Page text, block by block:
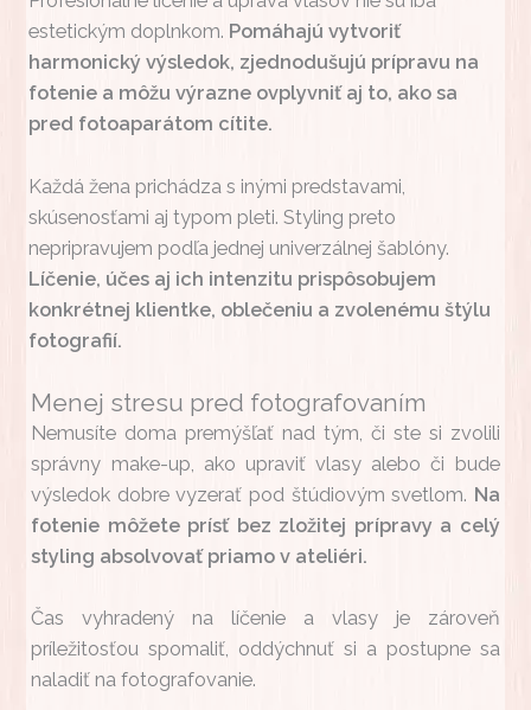
estetickým doplnkom. Pomáhajú vytvoriť
harmonický výsledok, zjednodušujú prípravu na
fotenie a môžu výrazne ovplyvniť aj to, ako sa
pred fotoaparátom cítite.
Každá žena prichádza s inými predstavami,
skúsenosťami aj typom pleti. Styling preto
nepripravujem podľa jednej univerzálnej šablóny.
Líčenie, účes aj ich intenzitu prispôsobujem
konkrétnej klientke, oblečeniu a zvolenému štýlu
fotografií.
Menej stresu pred fotografovaním
Nemusíte doma premýšľať nad tým, či ste si zvolili
správny make-up, ako upraviť vlasy alebo či bude
výsledok dobre vyzerať pod štúdiovým svetlom. Na
fotenie môžete prísť bez zložitej prípravy a celý
styling absolvovať priamo v ateliéri.
Čas vyhradený na líčenie a vlasy je zároveň
príležitosťou spomaliť, oddýchnuť si a postupne sa
naladiť na fotografovanie.